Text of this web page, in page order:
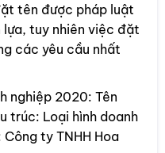
tên được pháp luật
tuy nhiên việc đặt
các yêu cầu nhất
nghiệp 2020: Tên
trúc: Loại hình doanh
ty TNHH Hoa